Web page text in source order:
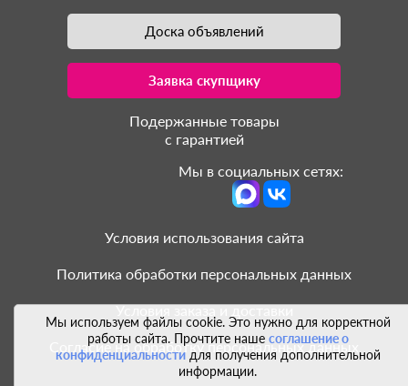
Мы используем файлы cookie. Это нужно для корректной
работы сайта. Прочтите наше соглашение о
конфиденциальностидля получения дополнительной
информации.
Доска объявлений
Заявка скупщику
Подержанные товары
с гарантией
Мы в социальных сетях:
Условия использования сайта
Политика обработки персональных данных
Условия заказа и доставки
Согласие на обработку персональных данных